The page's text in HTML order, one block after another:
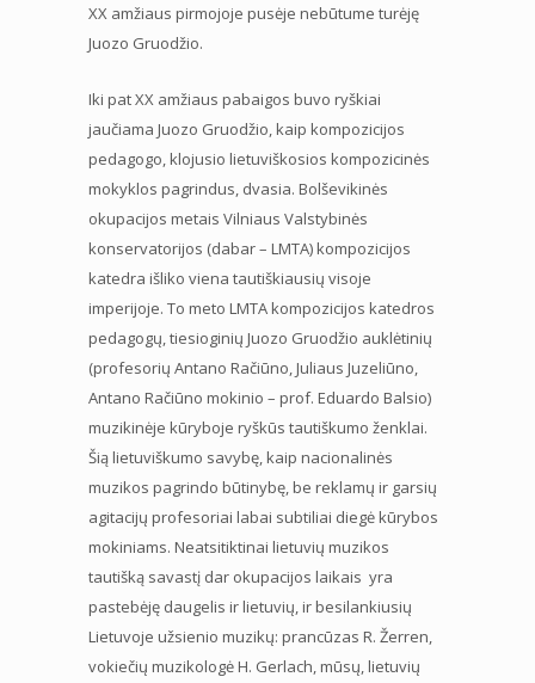
XX amžiaus pirmojoje pusėje nebūtume turėję
Juozo Gruodžio.
Iki pat XX amžiaus pabaigos buvo ryškiai
jaučiama Juozo Gruodžio, kaip kompozicijos
pedagogo, klojusio lietuviškosios kompozicinės
mokyklos pagrindus, dvasia. Bolševikinės
okupacijos metais Vilniaus Valstybinės
konservatorijos (dabar – LMTA) kompozicijos
katedra išliko viena tautiškiausių visoje
imperijoje. To meto LMTA kompozicijos katedros
pedagogų, tiesioginių Juozo Gruodžio auklėtinių
(profesorių Antano Račiūno, Juliaus Juzeliūno,
Antano Račiūno mokinio – prof. Eduardo Balsio)
muzikinėje kūryboje ryškūs tautiškumo ženklai.
Šią lietuviškumo savybę, kaip nacionalinės
muzikos pagrindo būtinybę, be reklamų ir garsių
agitacijų profesoriai labai subtiliai diegė kūrybos
mokiniams. Neatsitiktinai lietuvių muzikos
tautišką savastį dar okupacijos laikais yra
pastebėję daugelis ir lietuvių, ir besilankiusių
Lietuvoje užsienio muzikų: prancūzas R. Žerren,
vokiečių muzikologė H. Gerlach, mūsų, lietuvių